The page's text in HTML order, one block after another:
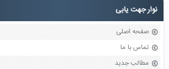
نوار جهت یابی
صفحه اصلی
تماس با ما
مطالب جدید